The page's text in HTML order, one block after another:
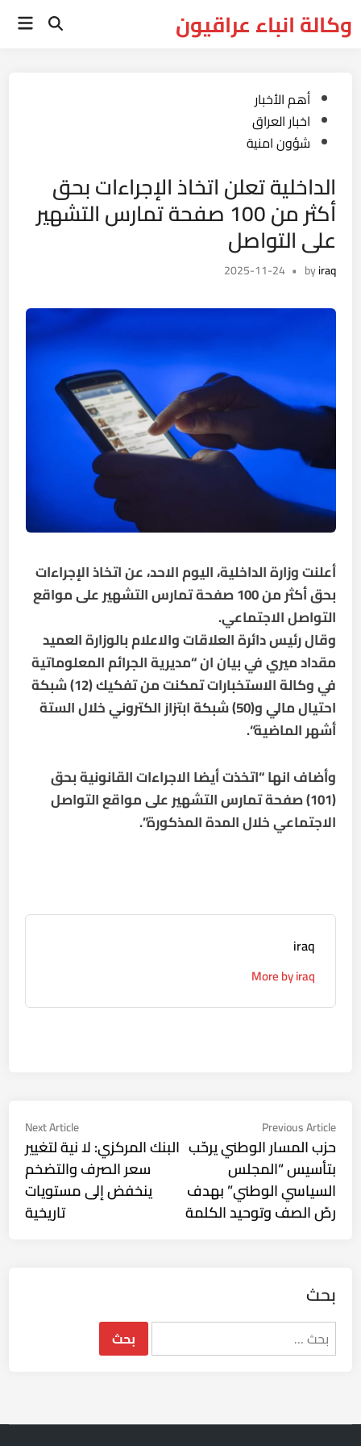
toوكالة انباء عراقيون Open
Posted
in
أهم الأخبار
اخبار العراق
شؤون امنية
الداخلية تعلن اتخاذ الإجراءات بحق
أكثر من 100 صفحة تمارس التشهير
على التواصل
byiraq
•
2025-11-24
أعلنت وزارة الداخلية، اليوم الاحد، عن اتخاذ الإجراءات
بحق أكثر من 100 صفحة تمارس التشهير على مواقع
التواصل الاجتماعي.
وقال رئيس دائرة العلاقات والاعلام بالوزارة العميد
مقداد ميري في بيان ان “مديرية الجرائم المعلوماتية
في وكالة الاستخبارات تمكنت من تفكيك (12) شبكة
احتيال مالي و(50) شبكة ابتزاز الكتروني خلال الستة
أشهر الماضية“.
وأضاف انها “اتخذت أيضا الاجراءات القانونية بحق
(101) صفحة تمارس التشهير على مواقع التواصل
الاجتماعي خلال المدة المذكورة”.
iraq
More by iraq
تصفّح
المقالات
Previous Article
article:
حزب المسار الوطني يرحّب
بتأسيس “المجلس
السياسي الوطني” بهدف
رصّ الصف وتوحيد الكلمة
Next Article
Next
البنك المركزي: لا نية لتغيير
سعر الصرف والتضخم
ينخفض إلى مستويات
تاريخية
بحث
البحث
عن: